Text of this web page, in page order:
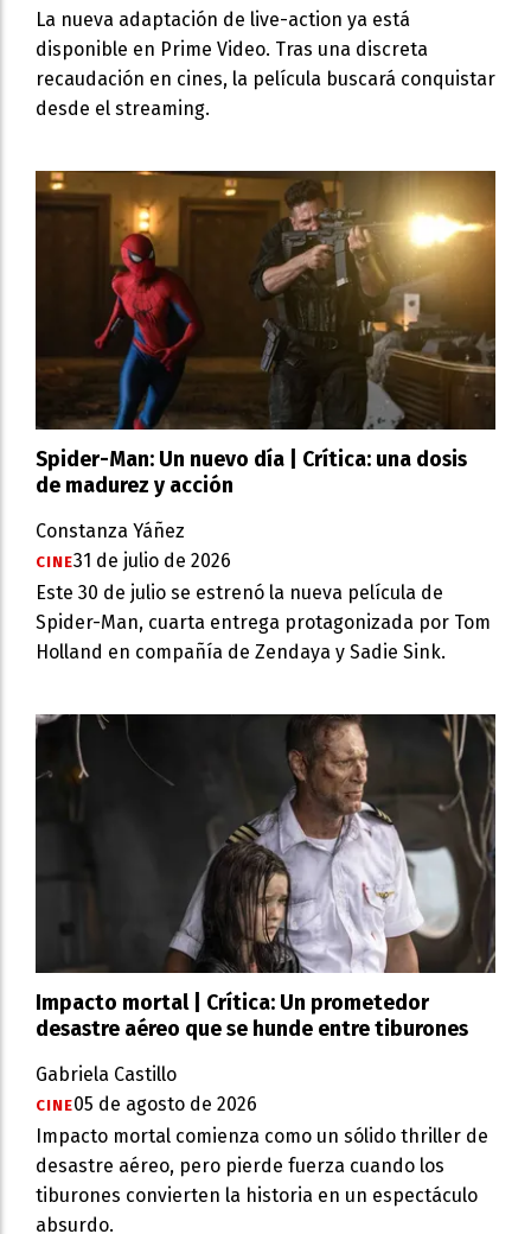
La nueva adaptación de live-action ya está
disponible en Prime Video. Tras una discreta
recaudación en cines, la película buscará conquistar
desde el streaming.
Spider-Man: Un nuevo día | Crítica: una dosis
de madurez y acción
Constanza Yáñez
CINE31 de julio de 2026
Este 30 de julio se estrenó la nueva película de
Spider-Man, cuarta entrega protagonizada por Tom
Holland en compañía de Zendaya y Sadie Sink.
Impacto mortal | Crítica: Un prometedor
desastre aéreo que se hunde entre tiburones
Gabriela Castillo
CINE05 de agosto de 2026
Impacto mortal comienza como un sólido thriller de
desastre aéreo, pero pierde fuerza cuando los
tiburones convierten la historia en un espectáculo
absurdo.